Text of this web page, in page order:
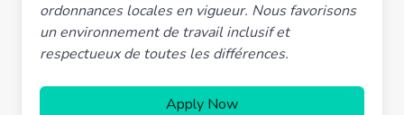
ordonnances locales en vigueur. Nous favorisons
un environnement de travail inclusif et
respectueux de toutes les différences.
Apply Now